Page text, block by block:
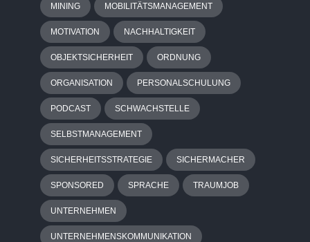
MINING MOBILITÄTSMANAGEMENT
MOTIVATION NACHHALTIGKEIT
OBJEKTSICHERHEIT ORDNUNG
ORGANISATION PERSONALSCHULUNG
PODCAST SCHWACHSTELLE
SELBSTMANAGEMENT
SICHERHEITSSTRATEGIE SICHERMACHER
SPONSORED SPRACHE TRAUMJOB
UNTERNEHMEN
UNTERNEHMENSKOMMUNIKATION